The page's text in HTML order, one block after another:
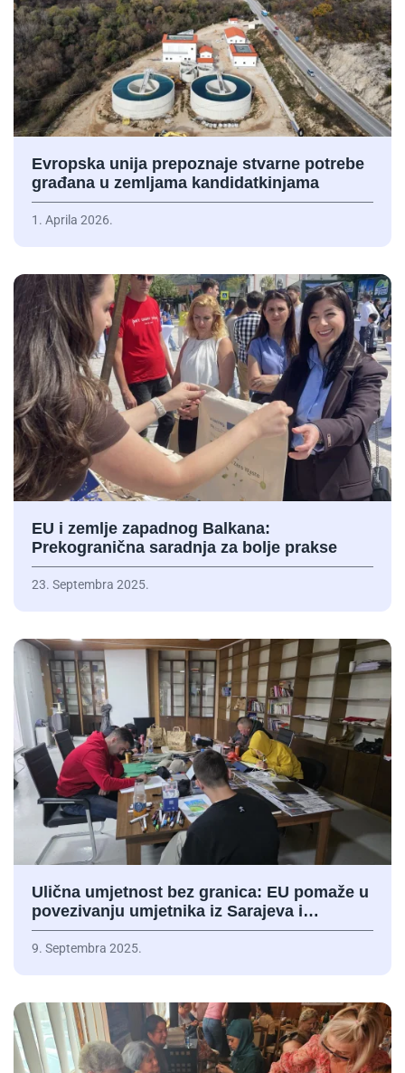
Evropska unija prepoznaje stvarne potrebe
građana u zemljama kandidatkinjama
1. Aprila 2026.
EU i zemlje zapadnog Balkana:
Prekogranična saradnja za bolje prakse
23. Septembra 2025.
Ulična umjetnost bez granica: EU pomaže u
povezivanju umjetnika iz Sarajeva i…
9. Septembra 2025.